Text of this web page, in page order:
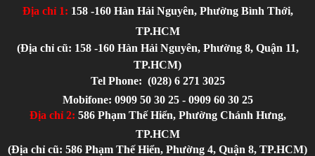
Địa chỉ 1: 158 -160 Hàn Hải Nguyên, Phường Bình Thới,
TP.HCM
(Địa chỉ cũ: 158 -160 Hàn Hải Nguyên, Phường 8, Quận 11,
TP.HCM)
Tel Phone: (028) 6 271 3025
Mobifone: 0909 50 30 25 - 0909 60 30 25
Địa chỉ 2: 586 Phạm Thế Hiển, Phường Chánh Hưng,
TP.HCM
(Địa chỉ cũ: 586 Phạm Thế Hiển, Phường 4, Quận 8, TP.HCM)